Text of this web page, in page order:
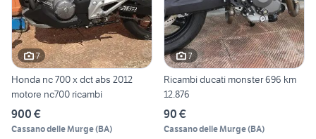
7
Honda nc 700 x dct abs 2012
motore nc700 ricambi
900 €
Cassano delle Murge(BA)
7
Ricambi ducati monster 696 km
12.876
90 €
Cassano delle Murge(BA)